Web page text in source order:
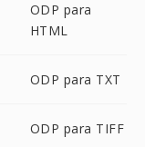
ODP para
HTML
ODP para TXT
ODP para TIFF